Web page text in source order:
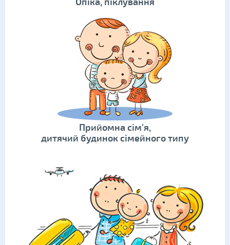
Прийомна сім'я,
дитячий будинок сімейного типу